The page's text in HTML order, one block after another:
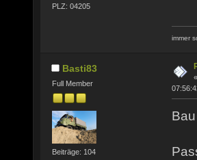
PLZ: 04205
immer
Basti83
Full Member
Beiträge: 104
«